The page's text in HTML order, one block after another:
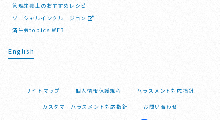
管理栄養士のおすすめレシピ
ソーシャルインクルージョン
済生会topics WEB
English
サイトマップ 個人情報保護規程 ハラスメント対応指針
カスタマーハラスメント対応指針 お問い合わせ